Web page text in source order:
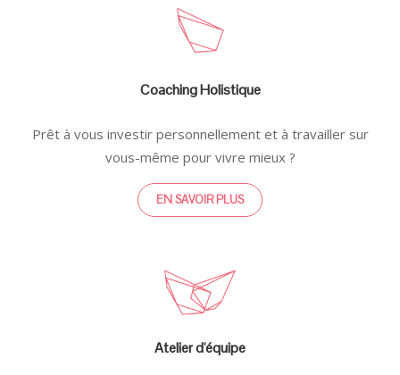
Coaching Holistique
Prêt à vous investir personnellement et à travailler sur
vous-même pour vivre mieux ?
EN SAVOIR PLUS
Atelier d'équipe